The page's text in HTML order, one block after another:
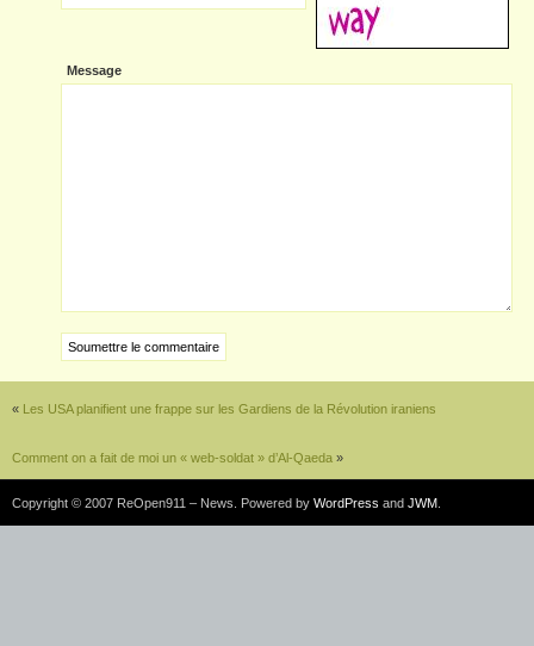
Message
« Les USA planifient une frappe sur les Gardiens de la Révolution iraniens
Comment on a fait de moi un « web-soldat » d’Al-Qaeda »
Copyright © 2007 ReOpen911 – News. Powered by WordPress and JWM